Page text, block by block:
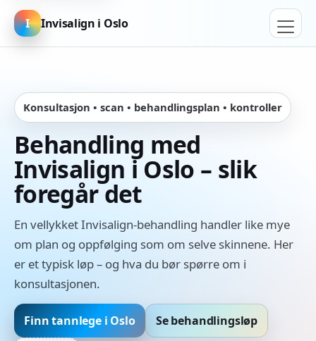
I Invisalign i Oslo
Konsultasjon • scan • behandlingsplan • kontroller
Behandling med
Invisalign i Oslo – slik
foregår det
En vellykket Invisalign-behandling handler like mye
om plan og oppfølging som om selve skinnene. Her
er et typisk løp – og hva du bør spørre om i
konsultasjonen.
Finn tannlege i Oslo Se behandlingsløp